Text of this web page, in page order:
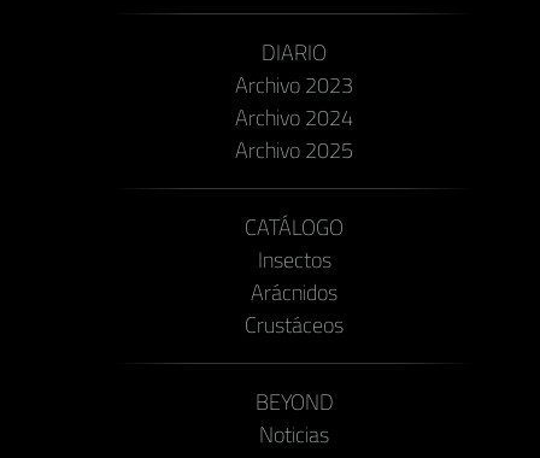
DIARIO
Archivo 2023
Archivo 2024
Archivo 2025
CATÁLOGO
Insectos
Arácnidos
Crustáceos
BEYOND
Noticias